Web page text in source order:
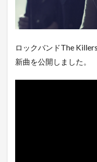
ロックバンドThe
新曲を公開しました。